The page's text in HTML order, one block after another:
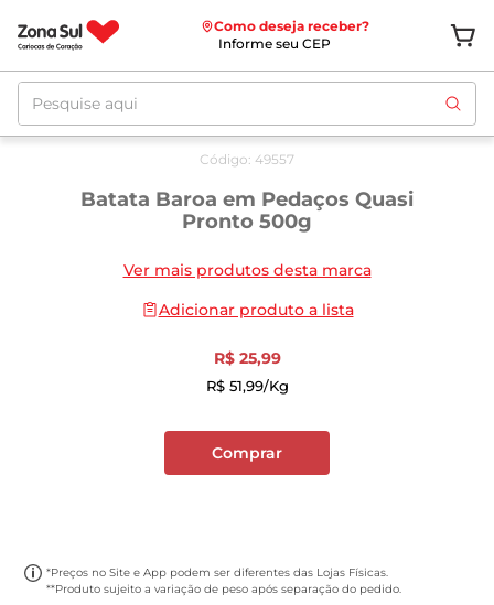
Como deseja receber?
Informe seu CEP
Pesquise aqui
Código: 49557
Batata Baroa em Pedaços Quasi
Pronto 500g
Ver mais produtos desta marca
Adicionar produto a lista
R$ 25,99
R$ 51,99/kg
Comprar
*Preços no Site e App podem ser diferentes das Lojas Físicas.
**Produto sujeito a variação de peso após separação do pedido.